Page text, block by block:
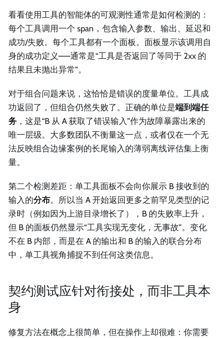
看看使用工具的智能体的可观测性通常是如何检测的：
每个工具调用一个 span，包含输入参数、输出、延迟和
成功/失败。每个工具都有一个面板。面板显示该调用自
身的成功定义——通常是“工具是否返回了等同于 2xx 的
结果且未抛出异常”。
对于组合问题来说，这恰恰是错误的度量单位。工具成
功返回了，但组合仍然失败了。正确的单位是端到端任
务 ，这是“B 从 A 获取了错误输入”作为故障暴露出来的
唯一层级。大多数团队不衡量这一点，或者仅在一个无
法反映组合边缘案例的长尾输入的薄弱离线评估集上衡
量。
第二个检测差距：单工具面板不会向你展示 B 接收到的
输入的分布。所以当 A 开始返回更多之前罕见类型的记
录时（例如因为上游目录增长了），B 的失败率上升，
但 B 的面板仍然显示“工具实现无变化，无事故”。变化
不在 B 内部，而是在 A 的输出和 B 的输入的联合分布
中，单工具视角捕捉不到任何这类信息。
契约测试应针对衔接处，而非工具本
身
修复方法在概念上很简单，但在操作上却很难：你需要